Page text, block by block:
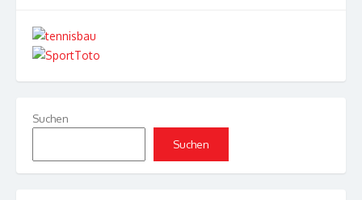
Suchen
Suchen